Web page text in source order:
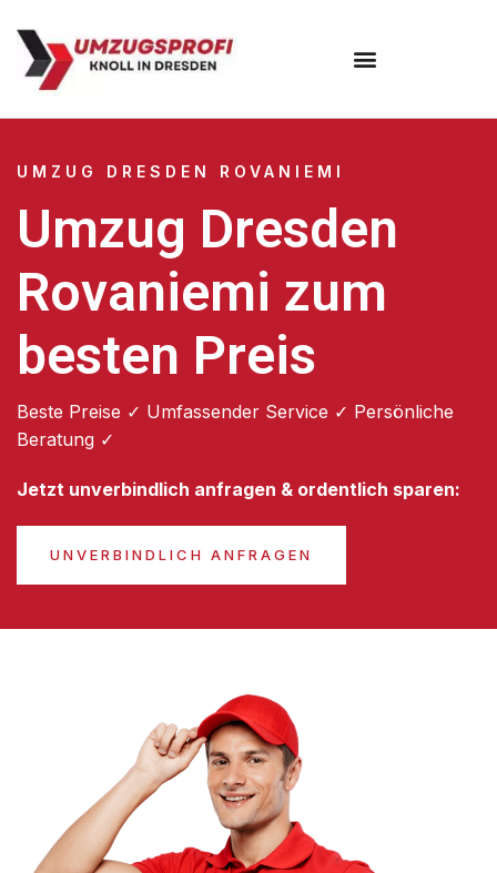
UMZUG DRESDEN ROVANIEMI
Umzug Dresden
Rovaniemi zum
besten Preis
Beste Preise ✓ Umfassender Service ✓ Persönliche
Beratung ✓
Jetzt unverbindlich anfragen & ordentlich sparen:
UNVERBINDLICH ANFRAGEN